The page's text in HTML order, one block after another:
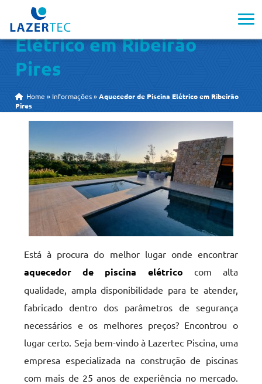
Aquecedor de Piscina
Elétrico em Ribeirão
Pires
Home » Informações »Aquecedor de Piscina Elétrico em Ribeirão
Pires
Está à procura do melhor lugar onde encontrar
aquecedor de piscina elétrico com alta
qualidade, ampla disponibilidade para te atender,
fabricado dentro dos parâmetros de segurança
necessários e os melhores preços? Encontrou o
lugar certo. Seja bem-vindo à Lazertec Piscina, uma
empresa especializada na construção de piscinas
com mais de 25 anos de experiência no mercado.